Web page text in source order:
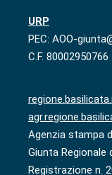
URP
PEC: AOO-
C.F. 80002950766
Agenzia stampa
Giunta Regionale
Registrazione n.